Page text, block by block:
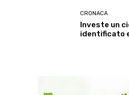
CRONACA
Investe un
identificato